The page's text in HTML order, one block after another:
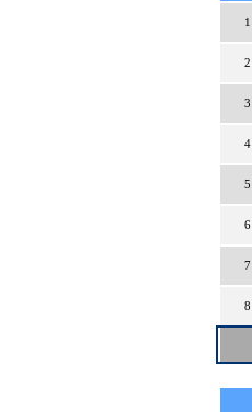
1
2
3
4
5
6
7
8